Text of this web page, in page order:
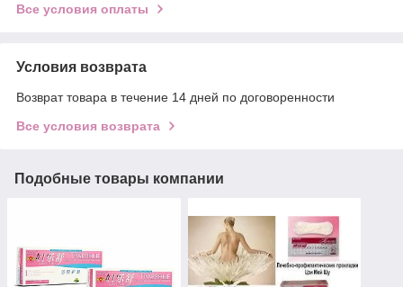
Все условия оплаты
Условия возврата
Возврат товара в течение 14 дней по договоренности
Все условия возврата
Подобные товары компании